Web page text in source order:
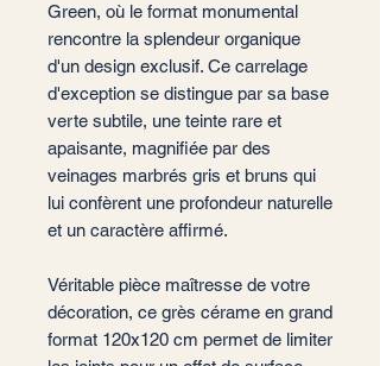
Green, où le format monumental
rencontre la splendeur organique
d'un design exclusif. Ce carrelage
d'exception se distingue par sa base
verte subtile, une teinte rare et
apaisante, magnifiée par des
veinages marbrés gris et bruns qui
lui confèrent une profondeur naturelle
et un caractère affirmé.
Véritable pièce maîtresse de votre
décoration, ce grès cérame en grand
format 120x120 cm permet de limiter